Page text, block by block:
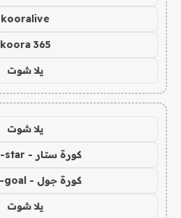
kooralive
koora 365
يلا شوت
يلا شوت
كورة ستار - koora-star
كورة جول - koora-goal
يلا شوت